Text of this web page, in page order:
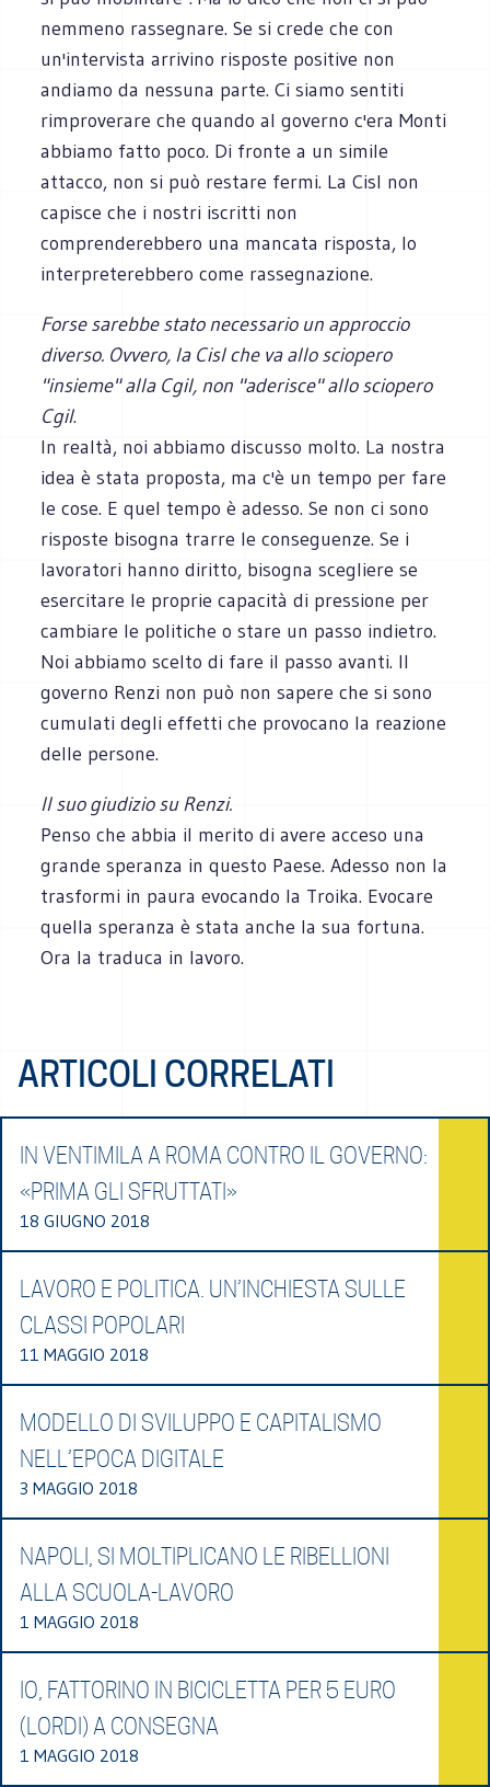
nemmeno rassegnare. Se si crede che con
un'intervista arrivino risposte positive non
andiamo da nessuna parte. Ci siamo sentiti
rimproverare che quando al governo c'era Monti
abbiamo fatto poco. Di fronte a un simile
attacco, non si può restare fermi. La Cisl non
capisce che i nostri iscritti non
comprenderebbero una mancata risposta, lo
interpreterebbero come rassegnazione.
Forse sarebbe stato necessario un approccio
diverso. Ovvero, la Cisl che va allo sciopero
"insieme" alla Cgil, non "aderisce" allo sciopero
Cgil.
In realtà, noi abbiamo discusso molto. La nostra
idea è stata proposta, ma c'è un tempo per fare
le cose. E quel tempo è adesso. Se non ci sono
risposte bisogna trarre le conseguenze. Se i
lavoratori hanno diritto, bisogna scegliere se
esercitare le proprie capacità di pressione per
cambiare le politiche o stare un passo indietro.
Noi abbiamo scelto di fare il passo avanti. Il
governo Renzi non può non sapere che si sono
cumulati degli effetti che provocano la reazione
delle persone.
Il suo giudizio su Renzi.
Penso che abbia il merito di avere acceso una
grande speranza in questo Paese. Adesso non la
trasformi in paura evocando la Troika. Evocare
quella speranza è stata anche la sua fortuna.
Ora la traduca in lavoro.
ARTICOLI CORRELATI
IN VENTIMILA A ROMA CONTRO IL GOVERNO:
«PRIMA GLI SFRUTTATI»
18 GIUGNO 2018
LAVORO E POLITICA. UN’INCHIESTA SULLE
CLASSI POPOLARI
11 MAGGIO 2018
MODELLO DI SVILUPPO E CAPITALISMO
NELL’EPOCA DIGITALE
3 MAGGIO 2018
NAPOLI, SI MOLTIPLICANO LE RIBELLIONI
ALLA SCUOLA-LAVORO
1 MAGGIO 2018
IO, FATTORINO IN BICICLETTA PER 5 EURO
(LORDI) A CONSEGNA
1 MAGGIO 2018